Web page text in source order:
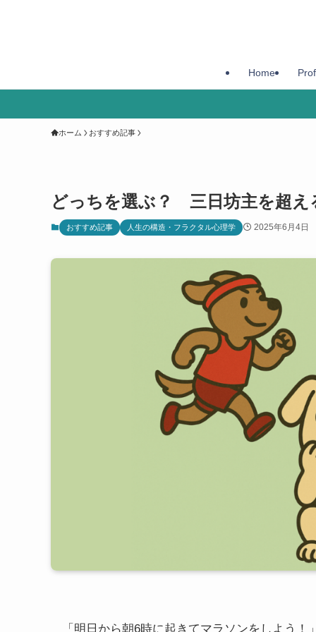
Home
ホーム おすすめ記事
どっちを選ぶ？ 三日坊主を超
おすすめ記事 人生の構造・フラクタル心理学 2025年6月4日
「明日から朝6時に起きてマラソンをしよう！